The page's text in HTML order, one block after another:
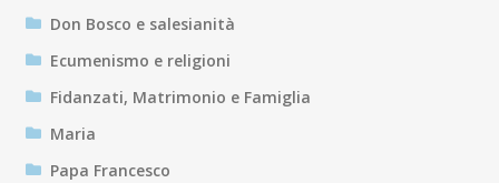
Don Bosco e salesianità
Ecumenismo e religioni
Fidanzati, Matrimonio e Famiglia
Maria
Papa Francesco